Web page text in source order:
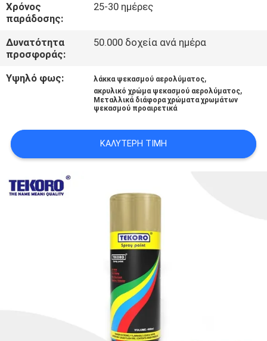
ΕΙΔΉΣΕΙΣ
ΖΗΤΉΣΤΕ
ΠΡΟΣΦΟΡΆ
ΠΟΛΙΤΙΚΉ
Χρόνος
παράδοσης:
25-30 ημέρες
Δυνατότητα
προσφοράς:
50.000 δοχεία ανά ημέρα
Υψηλό φως: λάκκα ψεκασμού αερολύματος,
ακρυλικό χρώμα ψεκασμού αερολύματος,
Μεταλλικά διάφορα χρώματα χρωμάτων
ψεκασμού προαιρετικά
ΚΑΛΎΤΕΡΗ ΤΙΜΉ